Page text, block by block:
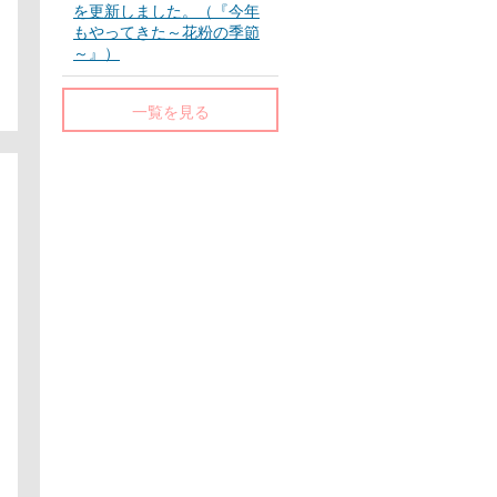
を更新しました。（『今年
もやってきた～花粉の季節
～』）
一覧を見る